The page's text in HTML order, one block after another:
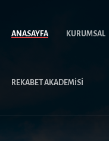
ANASAYFA KURUMSAL
REKABET AKADEMISI